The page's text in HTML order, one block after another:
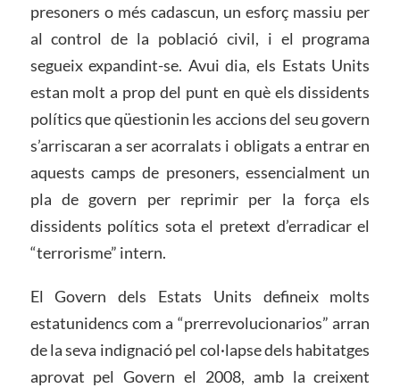
presoners o més cadascun, un esforç massiu per
al control de la població civil, i el programa
segueix expandint-se. Avui dia, els Estats Units
estan molt a prop del punt en què els dissidents
polítics que qüestionin les accions del seu govern
s’arriscaran a ser acorralats i obligats a entrar en
aquests camps de presoners, essencialment un
pla de govern per reprimir per la força els
dissidents polítics sota el pretext d’erradicar el
“terrorisme” intern.
El Govern dels Estats Units defineix molts
estatunidencs com a “prerrevolucionarios” arran
de la seva indignació pel col·lapse dels habitatges
aprovat pel Govern el 2008, amb la creixent